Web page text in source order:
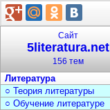
Сайт
5literatura.net
156 тем
Литература
○ Теория литературы
○ Обучение литературе